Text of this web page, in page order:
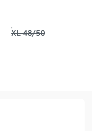
XL 48/50